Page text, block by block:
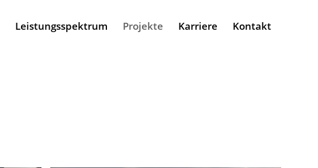
Leistungsspektrum Projekte Karriere Kontakt